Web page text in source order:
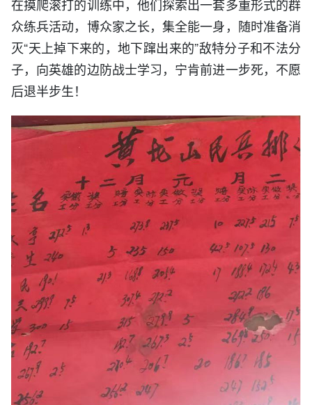
在摸爬滚打的训练中，他们探索出一套多重形式的群
众练兵活动，博众家之长，集全能一身，随时准备消
灭“天上掉下来的，地下蹿出来的”敌特分子和不法分
子，向英雄的边防战士学习，宁肯前进一步死，不愿
后退半步生！